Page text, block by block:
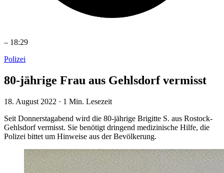
– 18:29
Polizei
80-jährige Frau aus Gehlsdorf vermisst
18. August 2022 · 1 Min. Lesezeit
Seit Donnerstagabend wird die 80-jährige Brigitte S. aus Rostock-
Gehlsdorf vermisst. Sie benötigt dringend medizinische Hilfe, die
Polizei bittet um Hinweise aus der Bevölkerung.